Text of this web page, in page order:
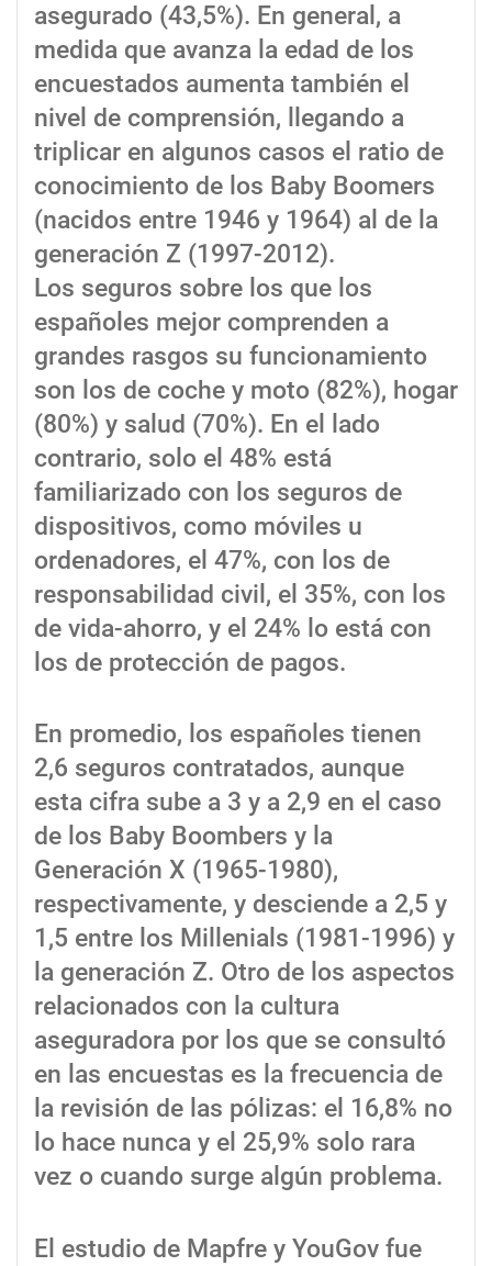
asegurado (43,5%). En general, a
medida que avanza la edad de los
encuestados aumenta también el
nivel de comprensión, llegando a
triplicar en algunos casos el ratio de
conocimiento de los Baby Boomers
(nacidos entre 1946 y 1964) al de la
generación Z (1997-2012).
Los seguros sobre los que los
españoles mejor comprenden a
grandes rasgos su funcionamiento
son los de coche y moto (82%), hogar
(80%) y salud (70%). En el lado
contrario, solo el 48% está
familiarizado con los seguros de
dispositivos, como móviles u
ordenadores, el 47%, con los de
responsabilidad civil, el 35%, con los
de vida-ahorro, y el 24% lo está con
los de protección de pagos.
En promedio, los españoles tienen
2,6 seguros contratados, aunque
esta cifra sube a 3 y a 2,9 en el caso
de los Baby Boombers y la
Generación X (1965-1980),
respectivamente, y desciende a 2,5 y
1,5 entre los Millenials (1981-1996) y
la generación Z. Otro de los aspectos
relacionados con la cultura
aseguradora por los que se consultó
en las encuestas es la frecuencia de
la revisión de las pólizas: el 16,8% no
lo hace nunca y el 25,9% solo rara
vez o cuando surge algún problema.
El estudio de Mapfre y YouGov fue